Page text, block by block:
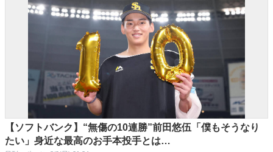
【ソフトバンク】“無傷の10連勝”前田悠伍「僕もそうなり
たい」身近な最高のお手本投手とは…